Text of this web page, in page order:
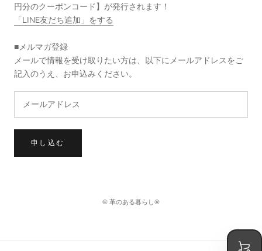
円分のクーポンコード】が発行されます！
「LINE友だち追加」をする
■メルマガ登録
メールで情報を受け取りたい方は、以下にメールアドレスをご
記入のうえ、お申込みください。
申し込む
© 革のある暮らし®